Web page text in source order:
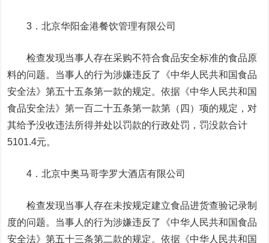
3．北京华阳金港餐饮管理有限公司
检查发现当事人存在采购不符合食品安全标准的食品原
料的问题。当事人的行为涉嫌违反了《中华人民共和国食品
安全法》第五十五条第一款的规定。依据《中华人民共和国
食品安全法》第一百二十五条第一款第（四）项的规定，对
其给予没收违法所得并处以罚款的行政处罚，罚没款合计
5101.4元。
4．北京中奥马哥孛罗大酒店有限公司
检查发现当事人存在未按规定建立食品进货查验记录制
度的问题。当事人的行为涉嫌违反了《中华人民共和国食品
安全法》第五十三条第二款的规定。依据《中华人民共和国